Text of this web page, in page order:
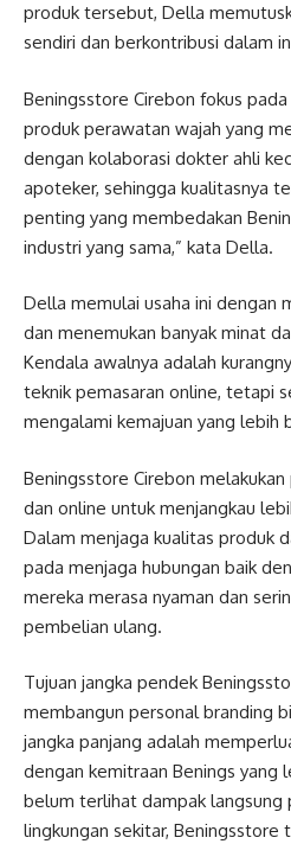
produk tersebut, Della
sendiri dan berkontribusi dalam
Beningsstore Cirebon fokus
produk perawatan wajah yang
dengan kolaborasi dokter ahli
apoteker, sehingga kualitasnya
penting yang membedakan
industri yang sama,” kata Della.
Della memulai usaha ini dengan
dan menemukan banyak minat
Kendala awalnya adalah
teknik pemasaran online, tetapi
mengalami kemajuan yang lebih
Beningsstore Cirebon
dan online untuk menjangkau
Dalam menjaga kualitas produk
pada menjaga hubungan baik
mereka merasa nyaman dan
pembelian ulang.
Tujuan jangka pendek
membangun personal branding
jangka panjang adalah
dengan kemitraan Benings yang
belum terlihat dampak langsung
lingkungan sekitar, Beningsstore